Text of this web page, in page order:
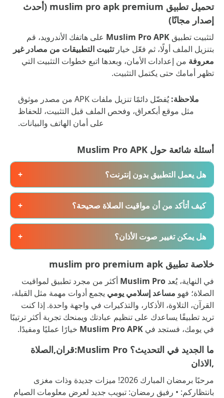
تحميل تطبيق muslim pro apk premium (أحدث
إصدار مجانًا)
لتثبيت تطبيق Muslim Pro APK على هاتفك الأندرويد، قم
بتنزيل الملف أولًا، ثم فعّل خيارتثبيت التطبيقات من مصادر غير
معروفة من إعدادات الأمان، وبعدها اتبع خطوات التثبيت التي
تظهر أمامك حتى يكتمل التثبيت.
ملاحظة:
يُفضّل دائمًا تنزيل ملفات APK من مصدر موثوق
مثل موقع أبكعراق، وفحص الملف قبل التثبيت، للحفاظ
على أمان الهاتف والبيانات.
أسئلة شائعة حول Muslim Pro APK
هل يعمل التطبيق بدون إنترنت؟ +
كيف أتأكد من أن مواقيت الصلاة صحيحة؟ +
هل يمكن تغيير صوت الأذان؟ +
خلاصة تطبيق muslim pro premium apk
في النهاية، يُعد Muslim Pro أكثر من مجرد تطبيق لمواقيت
الصلاة؛ فهو مساعد إسلامي يومي يجمع أدوات مهمة مثل القبلة،
القرآن، التلاوة، الأذكار، والتذكيرات في واجهة واحدة. إذا كنت
تريد تطبيقًا يساعدك على تنظيم عبادتك ويمنحك تجربة أكثر ترتيبًا
في يومك، فستجد في Muslim Pro APK خيارًا عمليًا ومفيدًا.
ما الجديد في التحديث؟ Muslim Pro:قران,الصلاة
,الاذان
مرحبًا برمضان المبارك 2026! ميزات جديدة وذات مغزى
بانتظاركم: • رفيق رمضان: تبويب جديد لعرض معلومات الصيام